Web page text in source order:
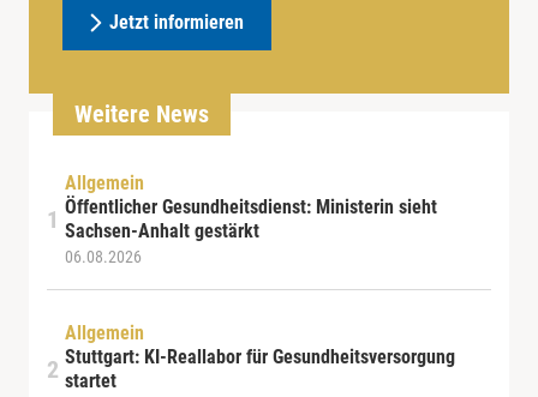
Jetzt informieren
Weitere News
Allgemein
Öffentlicher Gesundheitsdienst: Ministerin sieht
Sachsen-Anhalt gestärkt
06.08.2026
Allgemein
Stuttgart: KI-Reallabor für Gesundheitsversorgung
startet